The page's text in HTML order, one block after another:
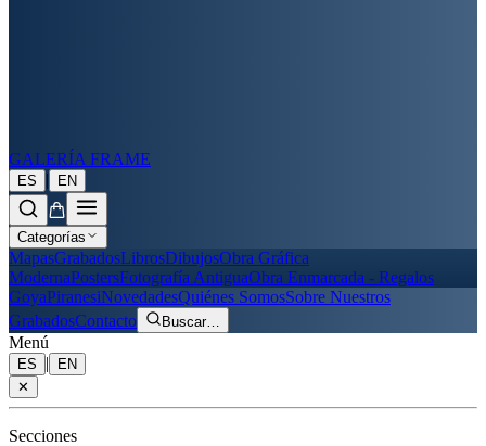
GALERÍA FRAME
ES | EN
Categorías
MapasGrabadosLibrosDibujosObra Gráfica
ModernaPostersFotografía AntiguaObra Enmarcada - Regalos
GoyaPiranesiNovedadesQuiénes SomosSobre Nuestros
GrabadosContacto Buscar…
Menú
ES |
EN
✕
Secciones